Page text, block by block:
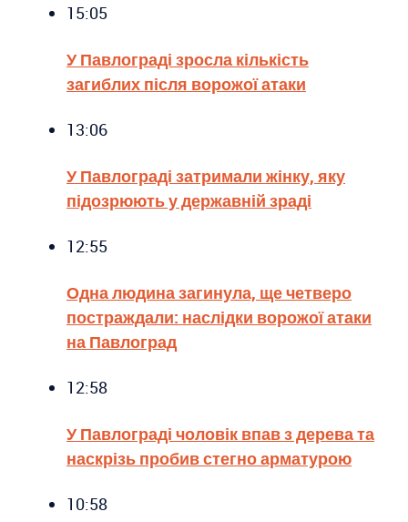
15:05
У Павлограді зросла кількість
загиблих після ворожої атаки
13:06
У Павлограді затримали жінку, яку
підозрюють у державній зраді
12:55
Одна людина загинула, ще четверо
постраждали: наслідки ворожої атаки
на Павлоград
12:58
У Павлограді чоловік впав з дерева та
наскрізь пробив стегно арматурою
10:58